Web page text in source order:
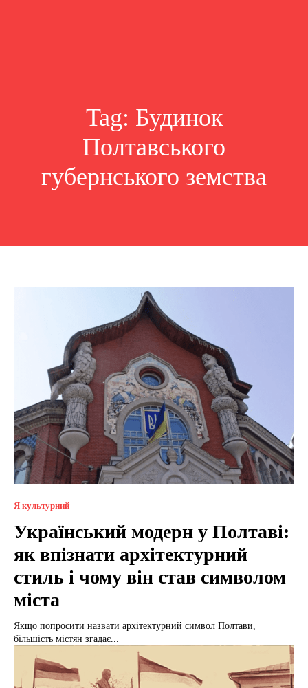
Tag: Будинок
Полтавського
губернського земства
Я культурний
Український модерн у Полтаві:
як впізнати архітектурний
стиль і чому він став символом
міста
Якщо попросити назвати архітектурний символ Полтави,
більшість містян згадає...